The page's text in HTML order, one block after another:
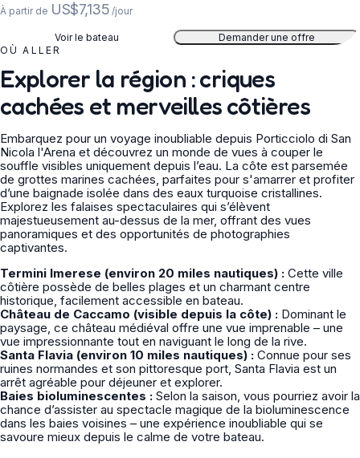
À partir de US$7,135 /jour
Voir le bateau
Demander une offre
OÙ ALLER
Explorer la région : criques
cachées et merveilles côtières
Embarquez pour un voyage inoubliable depuis Porticciolo di San
Nicola l'Arena et découvrez un monde de vues à couper le
souffle visibles uniquement depuis l’eau. La côte est parsemée
de grottes marines cachées, parfaites pour s'amarrer et profiter
d’une baignade isolée dans des eaux turquoise cristallines.
Explorez les falaises spectaculaires qui s’élèvent
majestueusement au-dessus de la mer, offrant des vues
panoramiques et des opportunités de photographies
captivantes.
Termini Imerese (environ 20 miles nautiques) : Cette ville
côtière possède de belles plages et un charmant centre
historique, facilement accessible en bateau.
Château de Caccamo (visible depuis la côte) : Dominant le
paysage, ce château médiéval offre une vue imprenable – une
vue impressionnante tout en naviguant le long de la rive.
Santa Flavia (environ 10 miles nautiques) : Connue pour ses
ruines normandes et son pittoresque port, Santa Flavia est un
arrêt agréable pour déjeuner et explorer.
Baies bioluminescentes : Selon la saison, vous pourriez avoir la
chance d’assister au spectacle magique de la bioluminescence
dans les baies voisines – une expérience inoubliable qui se
savoure mieux depuis le calme de votre bateau.